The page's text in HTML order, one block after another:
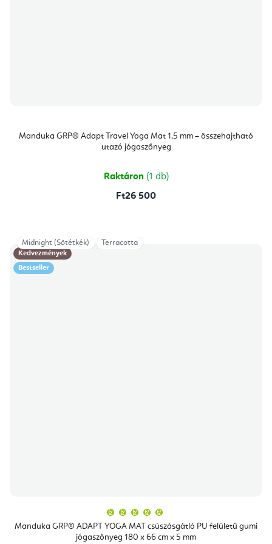
Manduka GRP® Adapt Travel Yoga Mat 1,5 mm – összehajtható
utazó jógaszőnyeg
Raktáron (1 db)
Ft26 500
Kedvezmények
Bestseller
Manduka GRP® ADAPT YOGA MAT csúszásgátló PU felületű gumi
jógaszőnyeg 180 x 66 cm x 5 mm
átlagos
értékelése
5-
Midnight (Sötétkék) Terracotta